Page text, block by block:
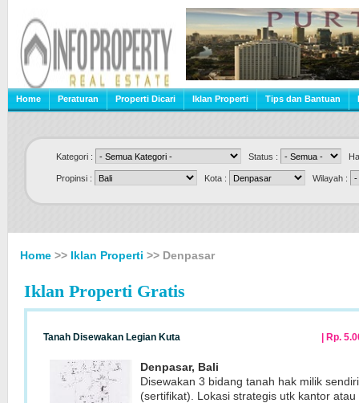
Home Peraturan Properti Dicari Iklan Properti Tips dan Bantuan
Kategori : Status :
Propinsi : Kota : Wilayah :
Home >> Iklan Properti >> Denpasar
Iklan Properti Gratis
Tanah Disewakan Legian Kuta | Rp.
Denpasar, Bali
Disewakan 3 bidang tanah hak milik sendiri
(sertifikat). Lokasi strategis utk kantor atau